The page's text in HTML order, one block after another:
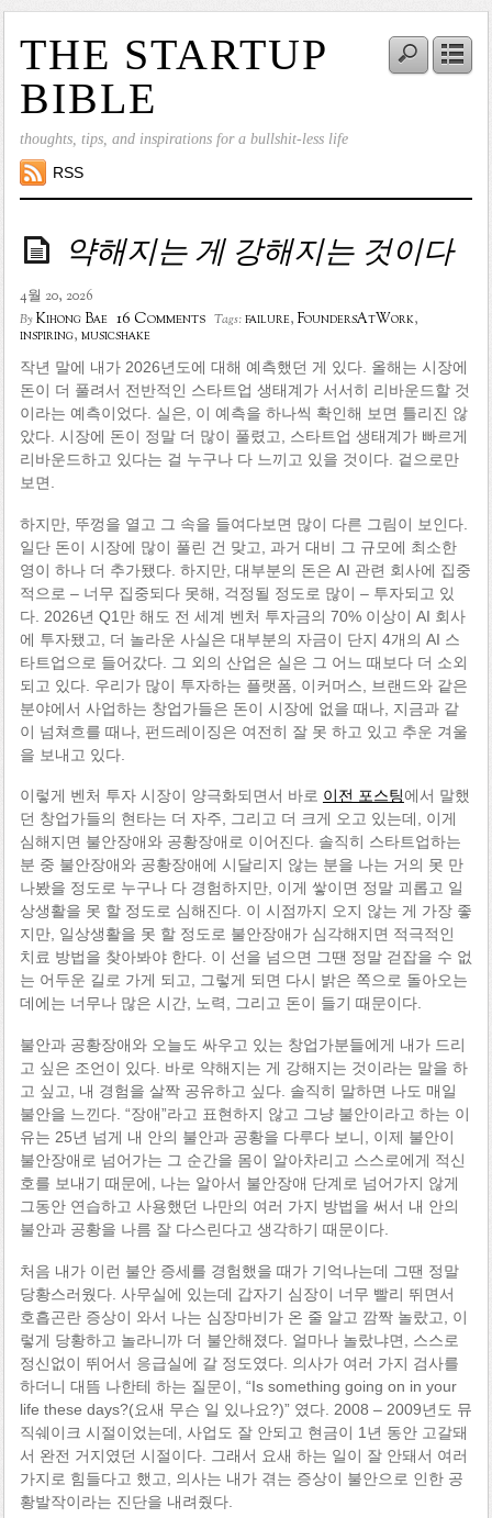
THE STARTUP
BIBLE
thoughts, tips, and inspirations for a bullshit-less life
RSS
약해지는 게 강해지는 것이다
4월 20, 2026
ByKihong Bae 16 Comments Tags:failure, FoundersAtWork,
inspiring, musicshake
작년 말에 내가 2026년도에 대해 예측했던 게 있다. 올해는 시장에
돈이 더 풀려서 전반적인 스타트업 생태계가 서서히 리바운드할 것
이라는 예측이었다. 실은, 이 예측을 하나씩 확인해 보면 틀리진 않
았다. 시장에 돈이 정말 더 많이 풀렸고, 스타트업 생태계가 빠르게
리바운드하고 있다는 걸 누구나 다 느끼고 있을 것이다. 겉으로만
보면.
하지만, 뚜껑을 열고 그 속을 들여다보면 많이 다른 그림이 보인다.
일단 돈이 시장에 많이 풀린 건 맞고, 과거 대비 그 규모에 최소한
영이 하나 더 추가됐다. 하지만, 대부분의 돈은 AI 관련 회사에 집중
적으로 – 너무 집중되다 못해, 걱정될 정도로 많이 – 투자되고 있
다. 2026년 Q1만 해도 전 세계 벤처 투자금의 70% 이상이 AI 회사
에 투자됐고, 더 놀라운 사실은 대부분의 자금이 단지 4개의 AI 스
타트업으로 들어갔다. 그 외의 산업은 실은 그 어느 때보다 더 소외
되고 있다. 우리가 많이 투자하는 플랫폼, 이커머스, 브랜드와 같은
분야에서 사업하는 창업가들은 돈이 시장에 없을 때나, 지금과 같
이 넘쳐흐를 때나, 펀드레이징은 여전히 잘 못 하고 있고 추운 겨울
을 보내고 있다.
이렇게 벤처 투자 시장이 양극화되면서 바로 이전 포스팅에서 말했
던 창업가들의 현타는 더 자주, 그리고 더 크게 오고 있는데, 이게
심해지면 불안장애와 공황장애로 이어진다. 솔직히 스타트업하는
분 중 불안장애와 공황장애에 시달리지 않는 분을 나는 거의 못 만
나봤을 정도로 누구나 다 경험하지만, 이게 쌓이면 정말 괴롭고 일
상생활을 못 할 정도로 심해진다. 이 시점까지 오지 않는 게 가장 좋
지만, 일상생활을 못 할 정도로 불안장애가 심각해지면 적극적인
치료 방법을 찾아봐야 한다. 이 선을 넘으면 그땐 정말 걷잡을 수 없
는 어두운 길로 가게 되고, 그렇게 되면 다시 밝은 쪽으로 돌아오는
데에는 너무나 많은 시간, 노력, 그리고 돈이 들기 때문이다.
불안과 공황장애와 오늘도 싸우고 있는 창업가분들에게 내가 드리
고 싶은 조언이 있다. 바로 약해지는 게 강해지는 것이라는 말을 하
고 싶고, 내 경험을 살짝 공유하고 싶다. 솔직히 말하면 나도 매일
불안을 느낀다. “장애”라고 표현하지 않고 그냥 불안이라고 하는 이
유는 25년 넘게 내 안의 불안과 공황을 다루다 보니, 이제 불안이
불안장애로 넘어가는 그 순간을 몸이 알아차리고 스스로에게 적신
호를 보내기 때문에, 나는 알아서 불안장애 단계로 넘어가지 않게
그동안 연습하고 사용했던 나만의 여러 가지 방법을 써서 내 안의
불안과 공황을 나름 잘 다스린다고 생각하기 때문이다.
처음 내가 이런 불안 증세를 경험했을 때가 기억나는데 그땐 정말
당황스러웠다. 사무실에 있는데 갑자기 심장이 너무 빨리 뛰면서
호흡곤란 증상이 와서 나는 심장마비가 온 줄 알고 깜짝 놀랐고, 이
렇게 당황하고 놀라니까 더 불안해졌다. 얼마나 놀랐냐면, 스스로
정신없이 뛰어서 응급실에 갈 정도였다. 의사가 여러 가지 검사를
하더니 대뜸 나한테 하는 질문이, “Is something going on in your
life these days?(요새 무슨 일 있나요?)” 였다. 2008 – 2009년도 뮤
직쉐이크 시절이었는데, 사업도 잘 안되고 현금이 1년 동안 고갈돼
서 완전 거지였던 시절이다. 그래서 요새 하는 일이 잘 안돼서 여러
가지로 힘들다고 했고, 의사는 내가 겪는 증상이 불안으로 인한 공
황발작이라는 진단을 내려줬다.